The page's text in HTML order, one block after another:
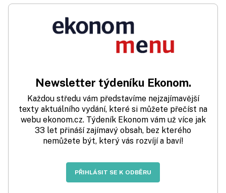
Newsletter týdeníku Ekonom.
Každou středu vám představíme nejzajímavější
texty aktuálního vydání, které si můžete přečíst na
webu ekonom.cz. Týdeník Ekonom vám už více jak
33 let přináší zajímavý obsah, bez kterého
nemůžete být, který vás rozvíjí a baví!
PŘIHLÁSIT SE K ODBĚRU